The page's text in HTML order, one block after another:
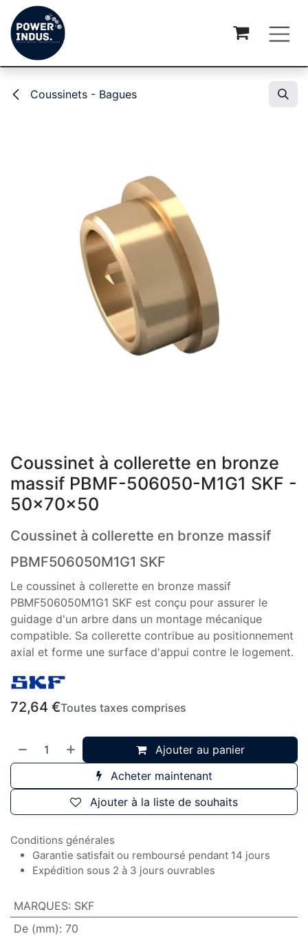
Se rendre au contenu
Coussinets - Bagues
Coussinet à collerette en bronze
massif PBMF-506050-M1G1 SKF -
50x70x50
Coussinet à collerette en bronze massif
PBMF506050M1G1 SKF
Le coussinet à collerette en bronze massif
PBMF506050M1G1 SKF est conçu pour assurer le
guidage d'un arbre dans un montage mécanique
compatible. Sa collerette contribue au positionnement
axial et forme une surface d'appui contre le logement.
72,64 €Toutes taxes comprises
Ajouter au panier
Acheter maintenant
Ajouter à la liste de souhaits
Conditions générales
Garantie satisfait ou remboursé pendant 14 jours
Expédition sous 2 à 3 jours ouvrables
MARQUES: SKF
De (mm): 70